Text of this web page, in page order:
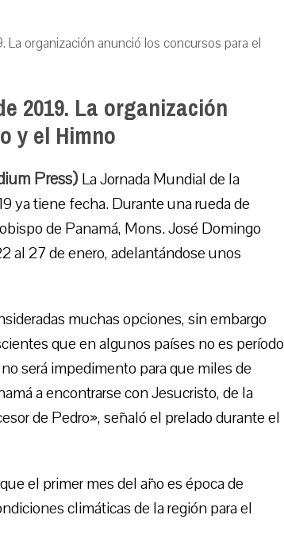
organización anunció los concursos para el
2019. La organización
y el Himno
Press) La Jornada Mundial de la
ya tiene fecha. Durante una rueda de
de Panamá, Mons. José Domingo
al 27 de enero, adelantándose unos
muchas opciones, sin embargo
que en algunos países no es período
será impedimento para que miles de
a encontrarse con Jesucristo, de la
de Pedro», señaló el prelado durante el
el primer mes del año es época de
climáticas de la región para el